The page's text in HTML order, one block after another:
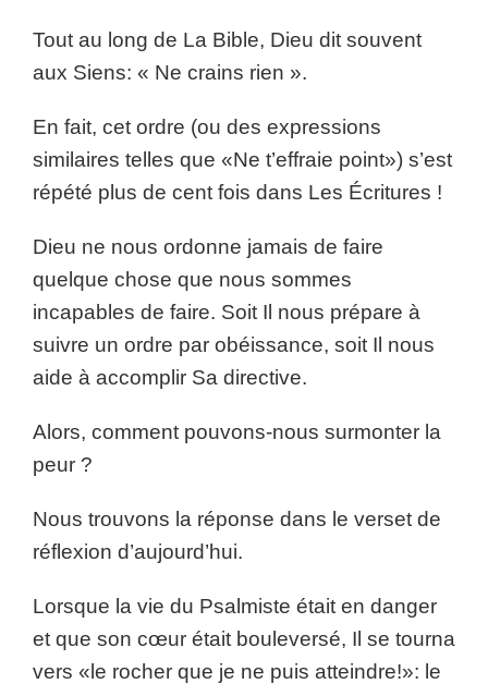
Tout au long de La Bible, Dieu dit souvent
aux Siens: « Ne crains rien ».
En fait, cet ordre (ou des expressions
similaires telles que «Ne t’effraie point») s’est
répété plus de cent fois dans Les Écritures !
Dieu ne nous ordonne jamais de faire
quelque chose que nous sommes
incapables de faire. Soit Il nous prépare à
suivre un ordre par obéissance, soit Il nous
aide à accomplir Sa directive.
Alors, comment pouvons-nous surmonter la
peur ?
Nous trouvons la réponse dans le verset de
réflexion d’aujourd’hui.
Lorsque la vie du Psalmiste était en danger
et que son cœur était bouleversé, Il se tourna
vers «le rocher que je ne puis atteindre!»: le